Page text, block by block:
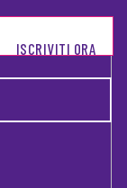
ISCRIVITI ORA